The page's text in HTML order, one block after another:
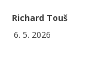
Richard Touš
6. 5. 2026